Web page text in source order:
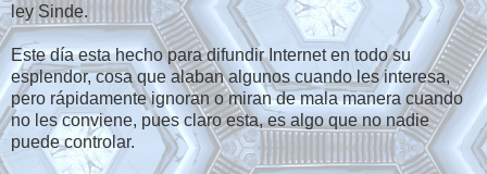
ley Sinde.
Este día esta hecho para difundir Internet en todo su
esplendor, cosa que alaban algunos cuando les interesa,
pero rápidamente ignoran o miran de mala manera cuando
no les conviene, pues claro esta, es algo que no nadie
puede controlar.